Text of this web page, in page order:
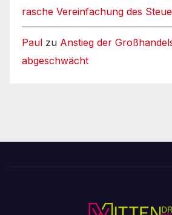
rasche Vereinfachung des
Paul zu Anstieg der
abgeschwächt